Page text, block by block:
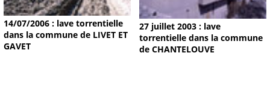
14/07/2006 : lave torrentielle
dans la commune de LIVET ET
GAVET
27 juillet 2003 : lave
torrentielle dans la commune
de CHANTELOUVE